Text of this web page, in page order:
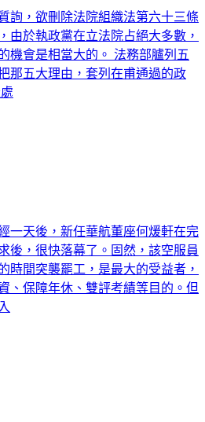
詢，欲刪除法院組織法第六十三條
由於執政黨在立法院占絕大多數，
機會是相當大的。 法務部臚列五
那五大理由，套列在甫通過的政
一天後，新任華航董座何煖軒在完
後，很快落幕了。固然，該空服員
時間突襲罷工，是最大的受益者，
、保障年休、雙評考績等目的。但